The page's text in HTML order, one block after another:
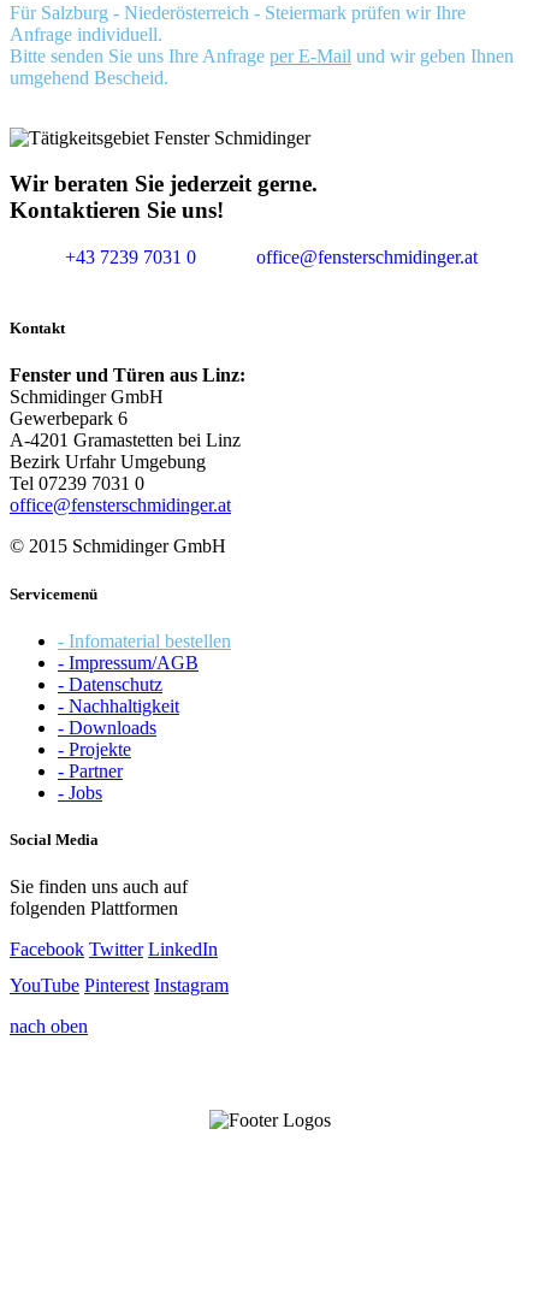
Für Salzburg - Niederösterreich - Steiermark prüfen wir Ihre
Anfrage individuell.
Bitte senden Sie uns Ihre Anfrage per E-Mail und wir geben Ihnen
umgehend Bescheid.
Wir beraten Sie jederzeit gerne.
Kontaktieren Sie uns!
+43 7239 7031 0 office@fensterschmidinger.at
Kontakt
Fenster und Türen aus Linz:
Schmidinger GmbH
Gewerbepark 6
A-4201 Gramastetten bei Linz
Bezirk Urfahr Umgebung
Tel 07239 7031 0
office@fensterschmidinger.at
© 2015 Schmidinger GmbH
Servicemenü
- Infomaterial bestellen
- Impressum/AGB
- Datenschutz
- Nachhaltigkeit
- Downloads
- Projekte
- Partner
- Jobs
Social Media
Sie finden uns auch auf
folgenden Plattformen
Facebook Twitter LinkedIn
YouTube Pinterest Instagram
nach oben